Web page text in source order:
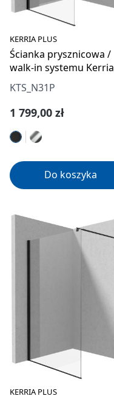
KERRIA PLUS
Ścianka prysznicowa /
walk-in systemu Kerria
Plus 110 cm
KTS_N31P
Cena regularna:
1 799,00 zł
Do koszyka
KERRIA PLUS